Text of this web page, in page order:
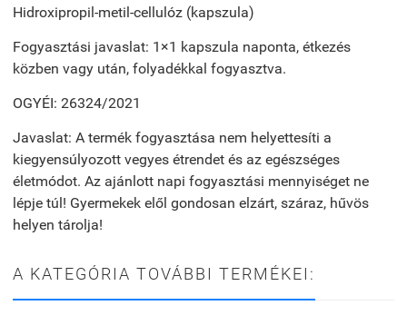
Hidroxipropil-metil-cellulóz (kapszula)
Fogyasztási javaslat: 1×1 kapszula naponta, étkezés
közben vagy után, folyadékkal fogyasztva.
OGYÉI: 26324/2021
Javaslat: A termék fogyasztása nem helyettesíti a
kiegyensúlyozott vegyes étrendet és az egészséges
életmódot. Az ajánlott napi fogyasztási mennyiséget ne
lépje túl! Gyermekek elől gondosan elzárt, száraz, hűvös
helyen tárolja!
A KATEGÓRIA TOVÁBBI TERMÉKEI: